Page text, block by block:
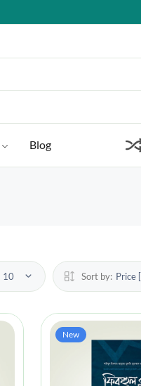
Blog
10 Sort by: Price
New